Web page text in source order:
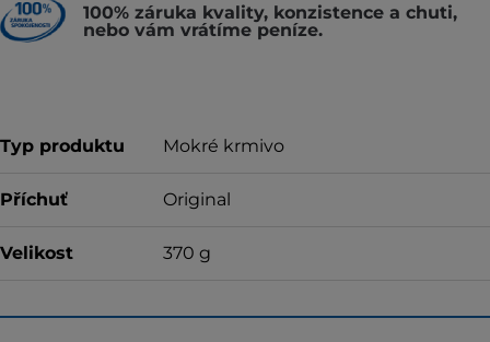
100% záruka kvality, konzistence a chuti,
nebo vám vrátíme peníze.
Typ produktu Mokré krmivo
Příchuť Original
Velikost 370 g